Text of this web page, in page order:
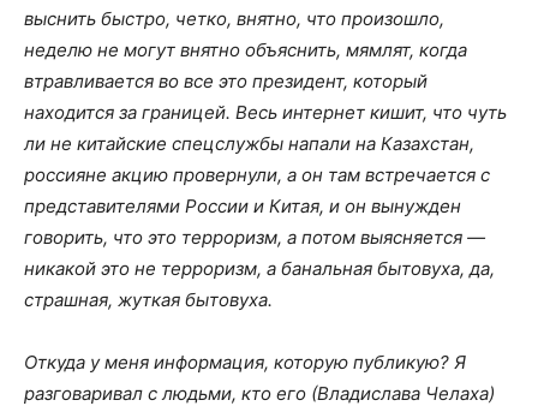
выснить быстро, четко, внятно, что произошло,
неделю не могут внятно объяснить, мямлят, когда
втравливается во все это президент, который
находится за границей. Весь интернет кишит, что чуть
ли не китайские спецслужбы напали на Казахстан,
россияне акцию провернули, а он там встречается с
представителями России и Китая, и он вынужден
говорить, что это терроризм, а потом выясняется —
никакой это не терроризм, а банальная бытовуха, да,
страшная, жуткая бытовуха.
Откуда у меня информация, которую публикую? Я
разговаривал с людьми, кто его (Владислава Челаха)